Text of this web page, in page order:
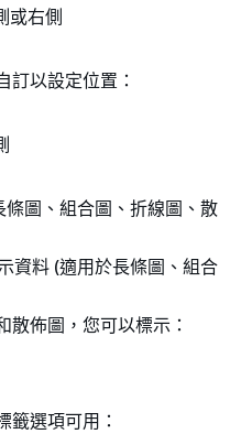
或右側
訂以設定位置：
圖、組合圖、折線圖、散
資料 (適用於長條圖、組合
散佈圖，您可以標示：
籤選項可用：